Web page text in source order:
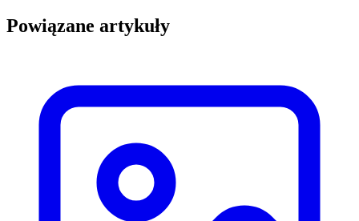
Powiązane artykuły